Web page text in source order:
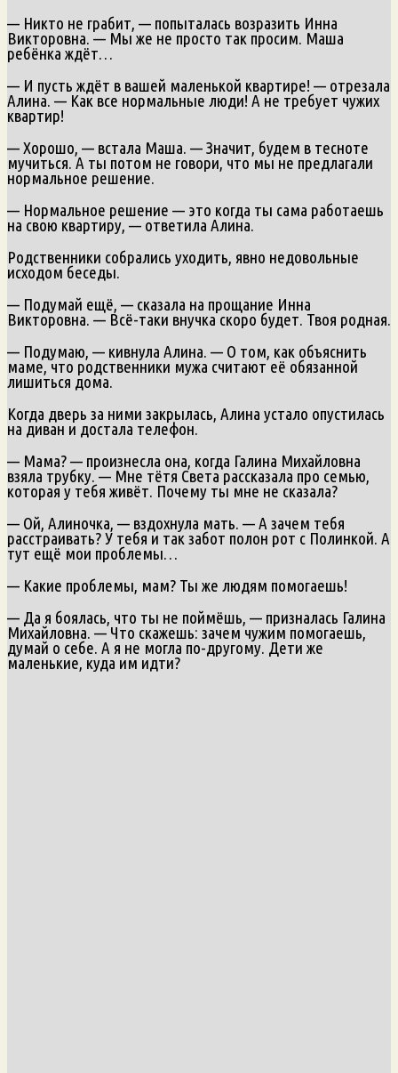
— Никто не грабит, — попыталась возразить Инна
Викторовна. — Мы же не просто так просим. Маша
ребёнка ждёт…
— И пусть ждёт в вашей маленькой квартире! — отрезала
Алина. — Как все нормальные люди! А не требует чужих
квартир!
— Хорошо, — встала Маша. — Значит, будем в тесноте
мучиться. А ты потом не говори, что мы не предлагали
нормальное решение.
— Нормальное решение — это когда ты сама работаешь
на свою квартиру, — ответила Алина.
Родственники собрались уходить, явно недовольные
исходом беседы.
— Подумай ещё, — сказала на прощание Инна
Викторовна. — Всё-таки внучка скоро будет. Твоя родная.
— Подумаю, — кивнула Алина. — О том, как объяснить
маме, что родственники мужа считают её обязанной
лишиться дома.
Когда дверь за ними закрылась, Алина устало опустилась
на диван и достала телефон.
— Мама? — произнесла она, когда Галина Михайловна
взяла трубку. — Мне тётя Света рассказала про семью,
которая у тебя живёт. Почему ты мне не сказала?
— Ой, Алиночка, — вздохнула мать. — А зачем тебя
расстраивать? У тебя и так забот полон рот с Полинкой. А
тут ещё мои проблемы…
— Какие проблемы, мам? Ты же людям помогаешь!
— Да я боялась, что ты не поймёшь, — призналась Галина
Михайловна. — Что скажешь: зачем чужим помогаешь,
думай о себе. А я не могла по-другому. Дети же
маленькие, куда им идти?